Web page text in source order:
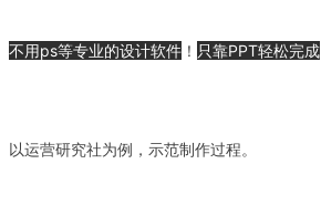
不用ps等专业的设计软件 ！ 只靠PPT轻松完成
以运营研究社为例，示范制作过程。